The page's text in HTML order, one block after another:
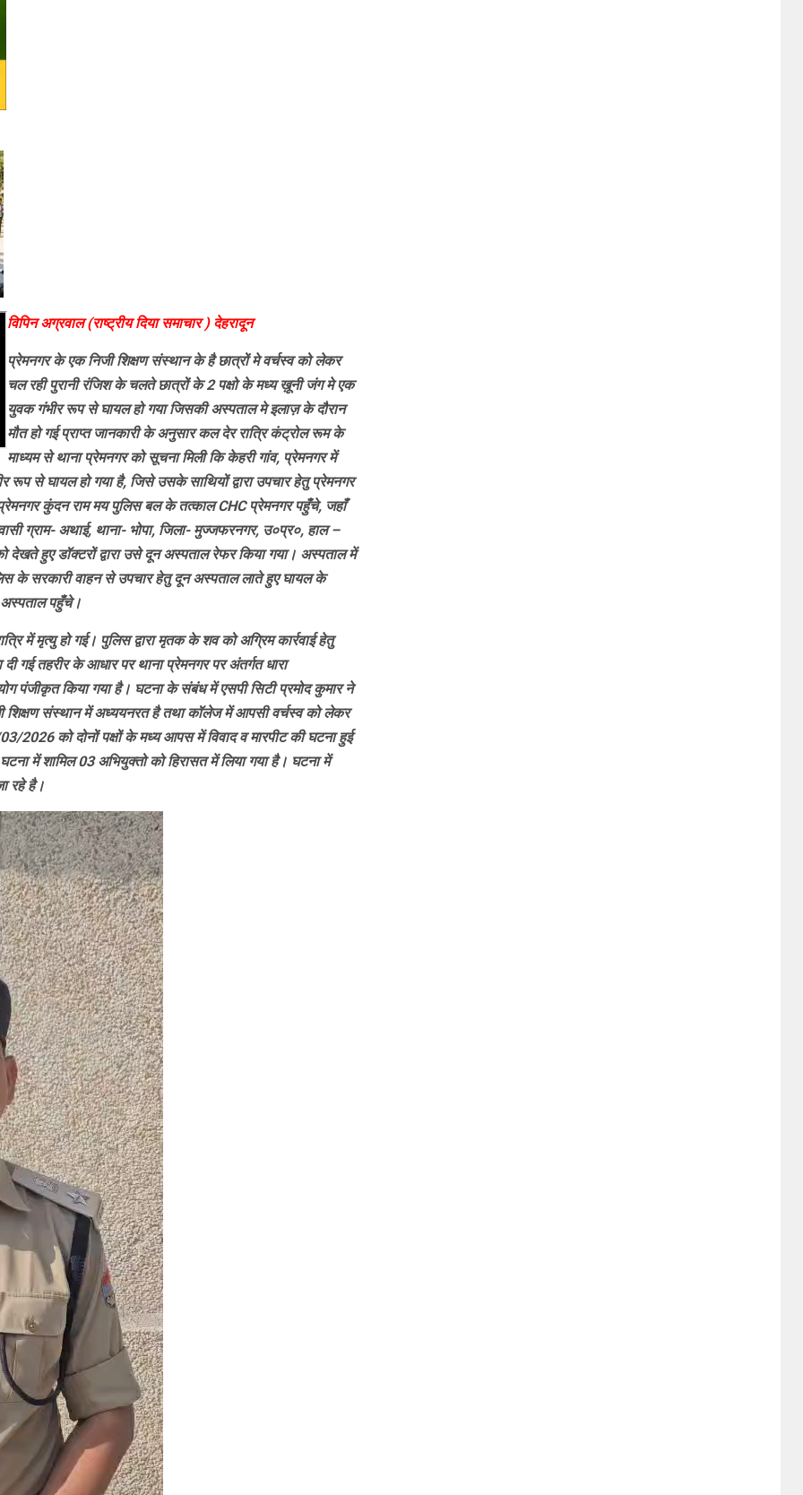
विपिन अग्रवाल (राष्ट्रीय दिया समाचार ) देहरादून
प्रेमनगर के एक निजी शिक्षण संस्थान के है छात्रों मे वर्चस्व को लेकर
चल रही पुरानी रंजिश के चलते छात्रों के 2 पक्षो के मध्य ख़ूनी जंग मे एक
युवक गंभीर रूप से घायल हो गया जिसकी अस्पताल मे इलाज़ के दौरान
मौत हो गई प्राप्त जानकारी के अनुसार कल देर रात्रि कंट्रोल रूम के
माध्यम से थाना प्रेमनगर को सूचना मिली कि केहरी गांव, प्रेमनगर में
से घायल हो गया है, जिसे उसके साथियों द्वारा उपचार हेतु प्रेमनगर
कुंदन राम मय पुलिस बल के तत्काल CHC प्रेमनगर पहुँचे, जहाँ
ग्राम- अथाई, थाना- भोपा, जिला- मुज्जफरनगर, उ०प्र०, हाल –
देखते हुए डॉक्टरों द्वारा उसे दून अस्पताल रेफर किया गया। अस्पताल में
के सरकारी वाहन से उपचार हेतु दून अस्पताल लाते हुए घायल के
अस्पताल पहुँचे।
में मृत्यु हो गई। पुलिस द्वारा मृतक के शव को अग्रिम कार्रवाई हेतु
दी गई तहरीर के आधार पर थाना प्रेमनगर पर अंतर्गत धारा
किया गया है। घटना के संबंध में एसपी सिटी प्रमोद कुमार ने
शिक्षण संस्थान में अध्ययनरत है तथा कॉलेज में आपसी वर्चस्व को लेकर
2026 को दोनों पक्षों के मध्य आपस में विवाद व मारपीट की घटना हुई
घटना में शामिल 03 अभियुक्तो को हिरासत में लिया गया है। घटना में
रहे है।